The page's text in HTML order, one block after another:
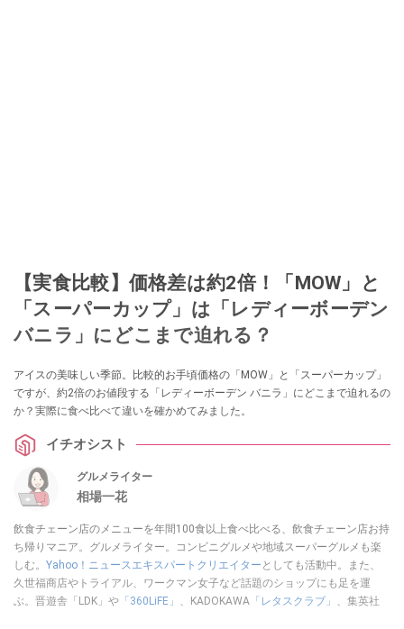
【実食比較】価格差は約2倍！「MOW」と
「スーパーカップ」は「レディーボーデン
バニラ」にどこまで迫れる？
アイスの美味しい季節。比較的お手頃価格の「MOW」と「スーパーカップ」
ですが、約2倍のお値段する「レディーボーデン バニラ」にどこまで迫れるの
か？実際に食べ比べて違いを確かめてみました。
イチオシスト
グルメライター
相場一花
飲食チェーン店のメニューを年間100食以上食べ比べる、飲食チェーン店お持
ち帰りマニア。グルメライター。コンビニグルメや地域スーパーグルメも楽
しむ。 Yahoo！ニュースエキスパートクリエイター としても活動中。また、
久世福商店やトライアル、ワークマン女子など話題のショップにも足を運
ぶ。晋遊舎「LDK」や 「360LiFE」 、KADOKAWA 「レタスクラブ」
、集英社